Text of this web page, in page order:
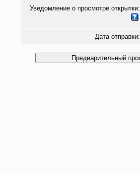
Уведомление о просмотре открытки:
Дата отправки: